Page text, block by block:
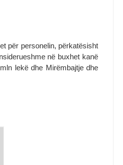
për personelin, përkatësisht
në buxhet kanë
lekë dhe Mirëmbajtje dhe